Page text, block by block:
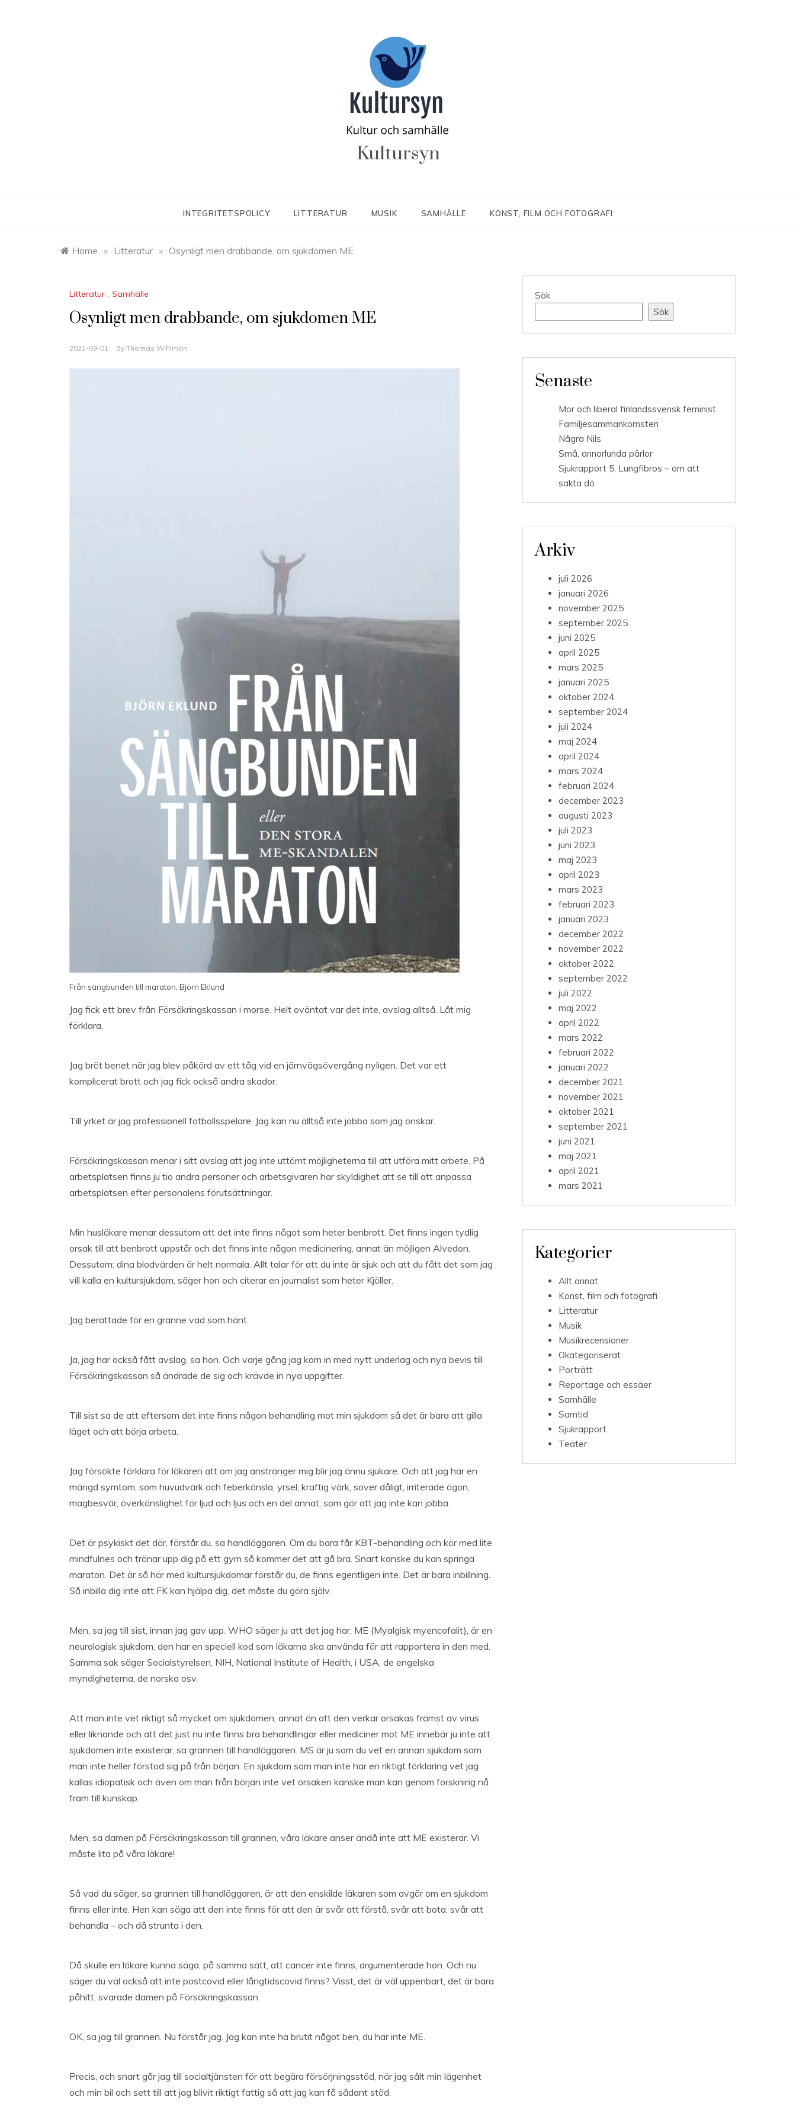
Kultursyn
INTEGRITETSPOLICY LITTERATUR MUSIK SAMHÄLLE KONST, FILM OCH FOTOGRAFI
Home » Litteratur » Osynligt men drabbande, om sjukdomen ME
Litteratur , Samhälle
Osynligt men drabbande, om sjukdomen ME
2021-09-01 By Thomas Wihlman
Från sängbunden till maraton, Björn Eklund
Jag fick ett brev från Försäkringskassan i morse. Helt oväntat var det inte, avslag alltså. Låt mig
förklara.
Jag bröt benet när jag blev påkörd av ett tåg vid en järnvägsövergång nyligen. Det var ett
komplicerat brott och jag fick också andra skador.
Till yrket är jag professionell fotbollsspelare. Jag kan nu alltså inte jobba som jag önskar.
Försäkringskassan menar i sitt avslag att jag inte uttömt möjligheterna till att utföra mitt arbete. På
arbetsplatsen finns ju tio andra personer och arbetsgivaren har skyldighet att se till att anpassa
arbetsplatsen efter personalens förutsättningar.
Min husläkare menar dessutom att det inte finns något som heter benbrott. Det finns ingen tydlig
orsak till att benbrott uppstår och det finns inte någon medicinering, annat än möjligen Alvedon.
Dessutom: dina blodvärden är helt normala. Allt talar för att du inte är sjuk och att du fått det som jag
vill kalla en kultursjukdom, säger hon och citerar en journalist som heter Kjöller.
Jag berättade för en granne vad som hänt.
Ja, jag har också fått avslag, sa hon. Och varje gång jag kom in med nytt underlag och nya bevis till
Försäkringskassan så ändrade de sig och krävde in nya uppgifter.
Till sist sa de att eftersom det inte finns någon behandling mot min sjukdom så det är bara att gilla
läget och att börja arbeta.
Jag försökte förklara för läkaren att om jag anstränger mig blir jag ännu sjukare. Och att jag har en
mängd symtom, som huvudvärk och feberkänsla, yrsel, kraftig värk, sover dåligt, irriterade ögon,
magbesvär, överkänslighet för ljud och ljus och en del annat, som gör att jag inte kan jobba.
Det är psykiskt det där, förstår du, sa handläggaren. Om du bara får KBT-behandling och kör med lite
mindfulnes och tränar upp dig på ett gym så kommer det att gå bra. Snart kanske du kan springa
maraton. Det är så här med kultursjukdomar förstår du, de finns egentligen inte. Det är bara inbillning.
Så inbilla dig inte att FK kan hjälpa dig, det måste du göra själv.
Men, sa jag till sist, innan jag gav upp. WHO säger ju att det jag har, ME (Myalgisk myencofalit), är en
neurologisk sjukdom, den har en speciell kod som läkarna ska använda för att rapportera in den med.
Samma sak säger Socialstyrelsen, NIH, National Institute of Health, i USA, de engelska
myndigheterna, de norska osv.
Att man inte vet riktigt så mycket om sjukdomen, annat än att den verkar orsakas främst av virus
eller liknande och att det just nu inte finns bra behandlingar eller mediciner mot ME innebär ju inte att
sjukdomen inte existerar, sa grannen till handläggaren. MS är ju som du vet en annan sjukdom som
man inte heller förstod sig på från början. En sjukdom som man inte har en riktigt förklaring vet jag
kallas idiopatisk och även om man från början inte vet orsaken kanske man kan genom forskning nå
fram till kunskap.
Men, sa damen på Försäkringskassan till grannen, våra läkare anser ändå inte att ME existerar. Vi
måste lita på våra läkare!
Så vad du säger, sa grannen till handläggaren, är att den enskilde läkaren som avgör om en sjukdom
finns eller inte. Hen kan säga att den inte finns för att den är svår att förstå, svår att bota, svår att
behandla – och då strunta i den.
Då skulle en läkare kunna säga, på samma sätt, att cancer inte finns, argumenterade hon. Och nu
säger du väl också att inte postcovid eller långtidscovid finns? Visst, det är väl uppenbart, det är bara
påhitt, svarade damen på Försäkringskassan.
OK, sa jag till grannen. Nu förstår jag. Jag kan inte ha brutit något ben, du har inte ME.
Precis, och snart går jag till socialtjänsten för att begära försörjningsstöd, när jag sålt min lägenhet
och min bil och sett till att jag blivit riktigt fattig så att jag kan få sådant stöd.
Sök
Sök
Senaste
Mor och liberal finlandssvensk feminist
Familjesammankomsten
Några Nils
Små, annorlunda pärlor
Sjukrapport 5, Lungfibros – om att
sakta dö
Arkiv
juli 2026
januari 2026
november 2025
september 2025
juni 2025
april 2025
mars 2025
januari 2025
oktober 2024
september 2024
juli 2024
maj 2024
april 2024
mars 2024
februari 2024
december 2023
augusti 2023
juli 2023
juni 2023
maj 2023
april 2023
mars 2023
februari 2023
januari 2023
december 2022
november 2022
oktober 2022
september 2022
juli 2022
maj 2022
april 2022
mars 2022
februari 2022
januari 2022
december 2021
november 2021
oktober 2021
september 2021
juni 2021
maj 2021
april 2021
mars 2021
Kategorier
Allt annat
Konst, film och fotografi
Litteratur
Musik
Musikrecensioner
Okategoriserat
Porträtt
Reportage och essäer
Samhälle
Samtid
Sjukrapport
Teater